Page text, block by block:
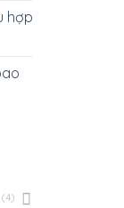
hợp
(4)